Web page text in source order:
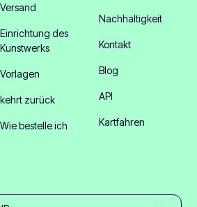
Versand
Einrichtung des
Kunstwerks
Vorlagen
kehrt zurück
Wie bestelle ich
Nachhaltigkeit
Kontakt
Blog
API
Kartfahren